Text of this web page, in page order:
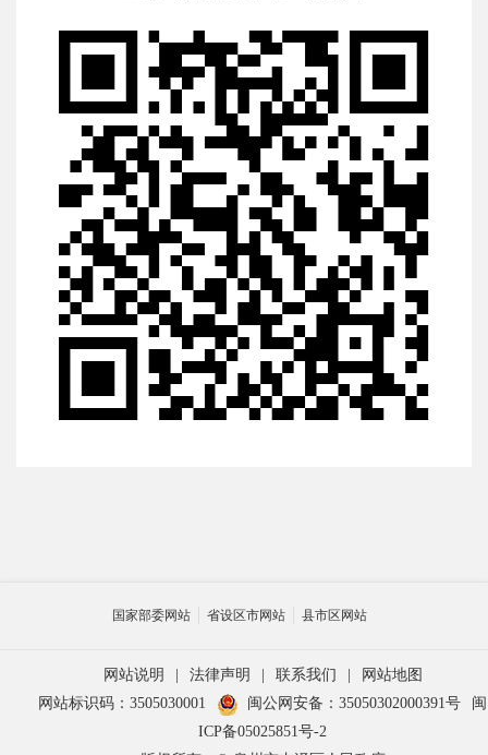
国家部委网站 省设区市网站 县市区网站
网站说明 法律声明 联系我们
网站地图
网站标识码：3505030001
闽公网安备：35050302000391号
闽
ICP备05025851号-2